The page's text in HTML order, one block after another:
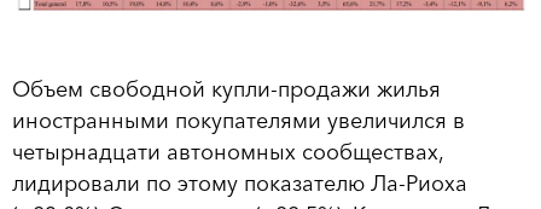
Объем свободной купли-продажи жилья
иностранными покупателями увеличился в
четырнадцати автономных сообществах,
лидировали по этому показателю Ла-Риоха